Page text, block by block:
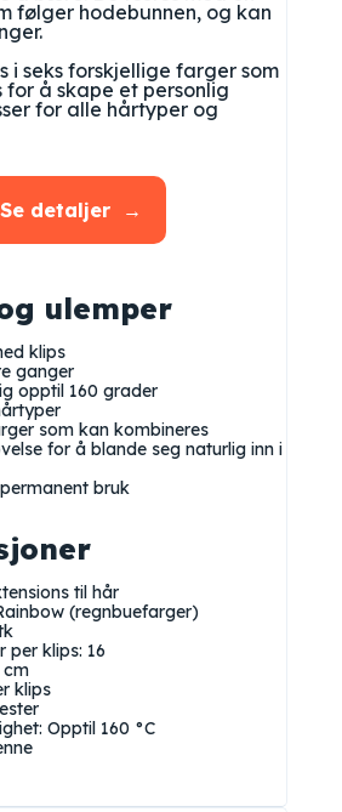
følger hodebunnen, og kan
i seks forskjellige farger som
for å skape et personlig
for alle hårtyper og
ulemper
klips
ganger
opptil 160 grader
som kan kombineres
for å blande seg naturlig inn i
bruk
til hår
(regnbuefarger)
per klips: 16
cm
klips
Opptil 160 °C
Se detaljer